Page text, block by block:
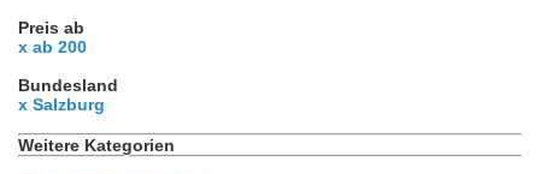
Preis ab
x ab 200
Bundesland
x Salzburg
Weitere Kategorien